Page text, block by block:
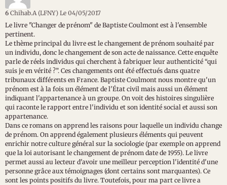
6 Chihab.A (LFNY) Le 04/05/2017
Le livre "Changer de prénom" de Baptiste Coulmont est à l'ensemble
pertinent.
Le thème principal du livre est le changement de prénom souhaité par
un individu, donc le changement de son acte de naissance. Cette enquête
parle de réels individus qui cherchent à fabriquer leur authenticité “qui
suis je en vérité ?”. Ces changements ont été effectués dans quatre
tribunaux différents en France. Baptiste Coulmont nous montre qu'un
prénom est à la fois un élément de l'État civil mais aussi un élément
indiquant l'appartenance à un groupe. On voit des histoires singulière
qui raconte le rapport entre l'individu et son identité social et aussi son
appartenance.
Dans ce romans on apprend les raisons pour laquelle un individu change
de prénom. On apprend également plusieurs éléments qui peuvent
enrichir notre culture général sur la sociologie (par exemple on apprend
que la loi autorisant le changement de prénom date de 1955). Le livre
permet aussi au lecteur d'avoir une meilleur perception l'identité d'une
personne grâce aux témoignages (dont certains sont marquantes). Ce
sont les points positifs du livre. Toutefois, pour ma part ce livre a